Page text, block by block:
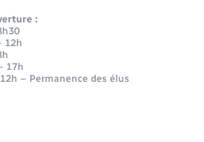
:
12h
17h
– Permanence des élus